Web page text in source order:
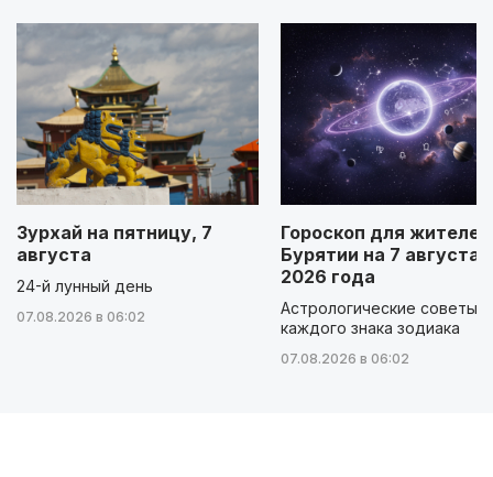
Зурхай на пятницу, 7
августа
24-й лунный день
07.08.2026 в 06:02
Гороскоп для жителей
Бурятии на 7 августа
2026 года
Астрологические советы
каждого знака зодиака
07.08.2026 в 06:02